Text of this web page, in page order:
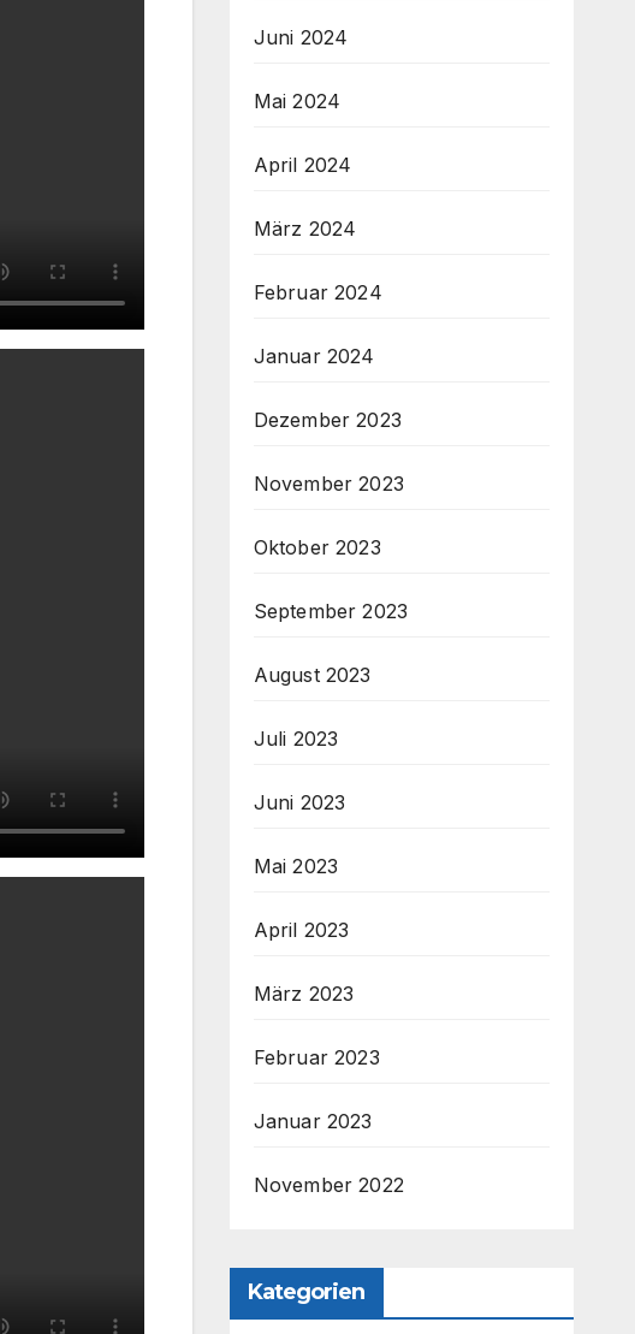
Juni 2024
Mai 2024
April 2024
März 2024
Februar 2024
Januar 2024
Dezember 2023
November 2023
Oktober 2023
September 2023
August 2023
Juli 2023
Juni 2023
Mai 2023
April 2023
März 2023
Februar 2023
Januar 2023
November 2022
Kategorien